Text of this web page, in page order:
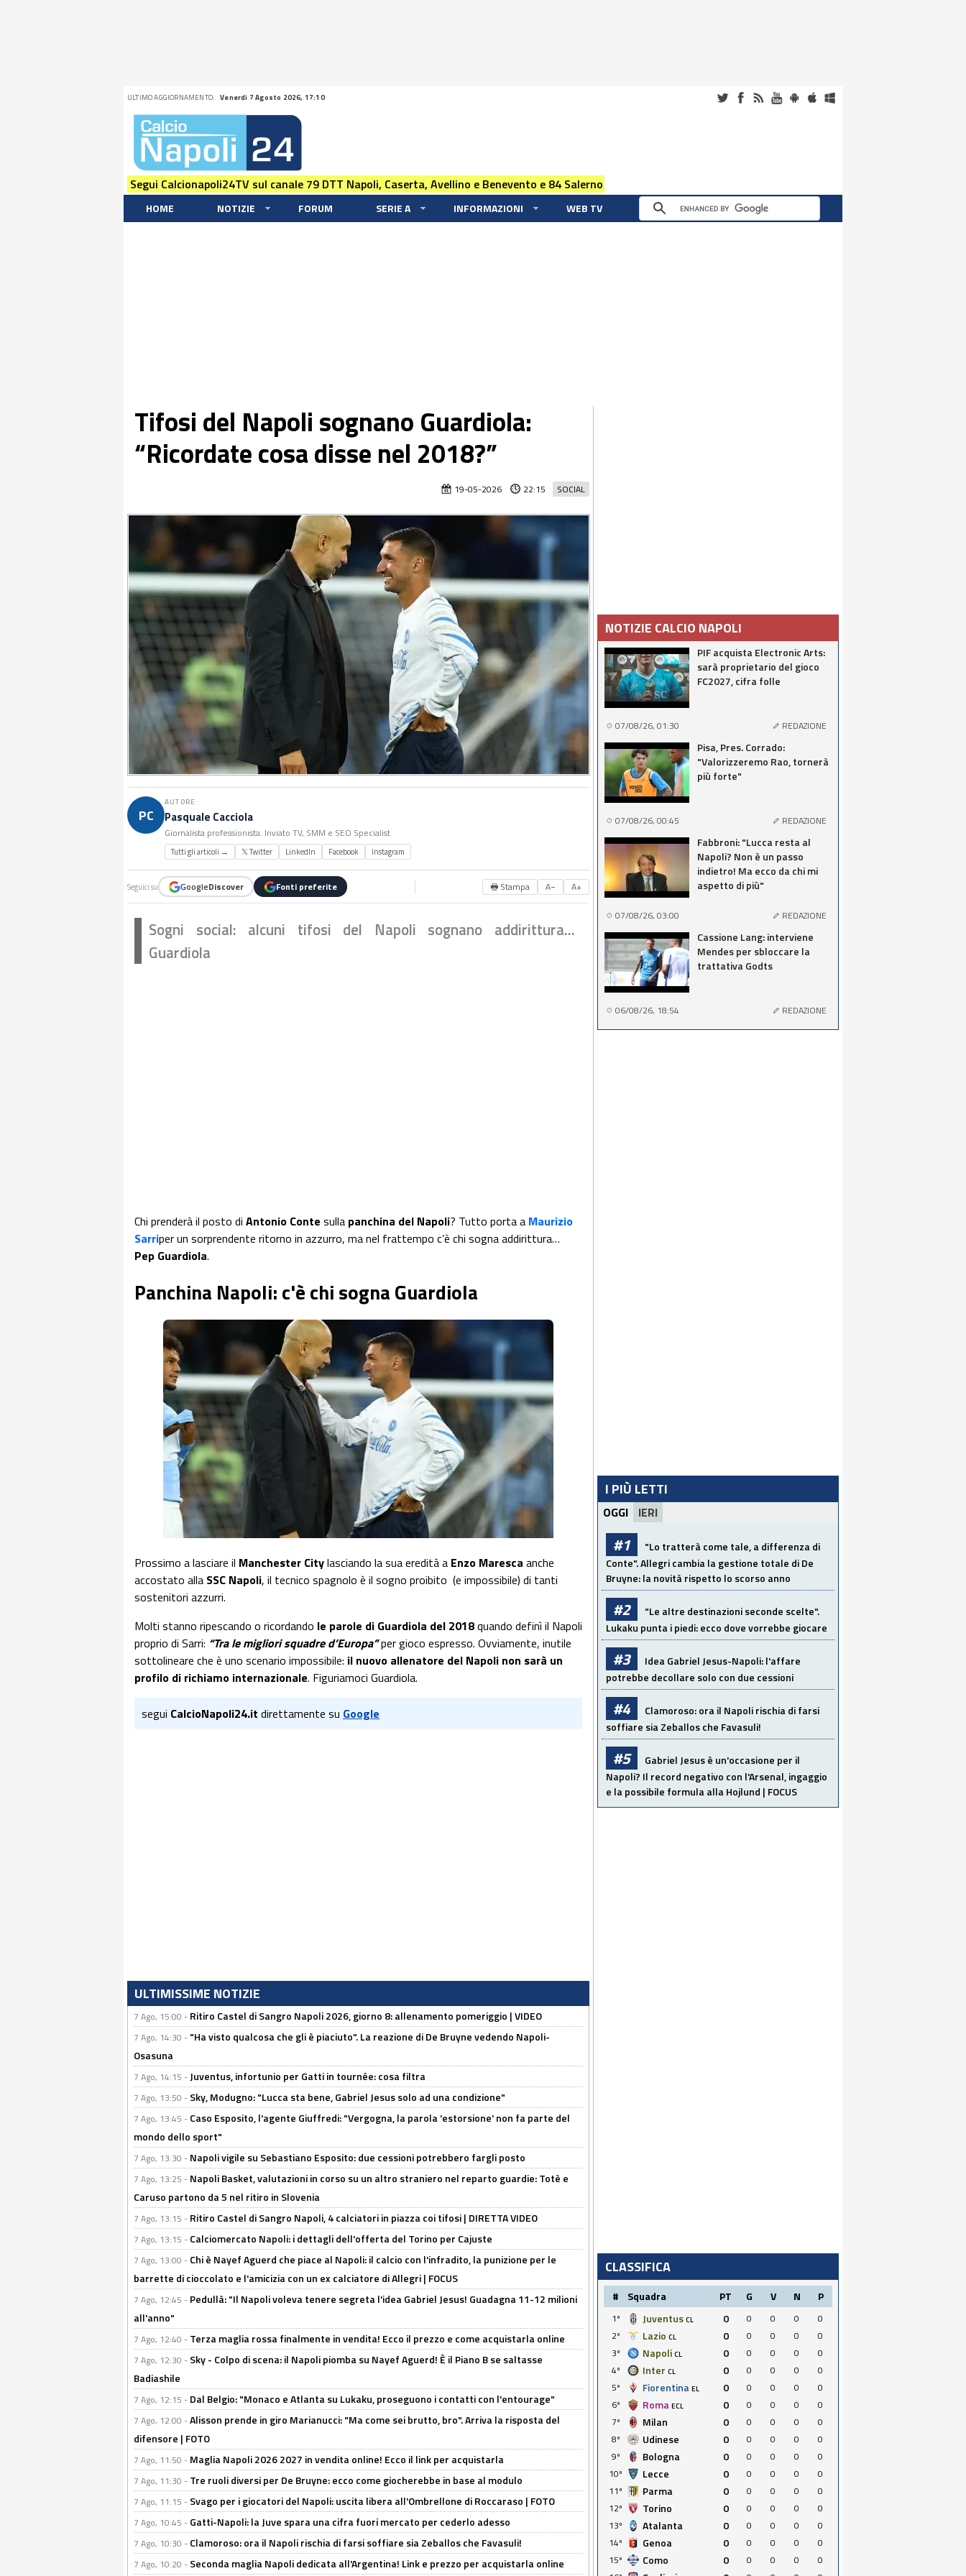
ULTIMO AGGIORNAMENTO: Venerdi 7 Agosto 2026, 17:10
Segui Calcionapoli24TV sul canale 79 DTT Napoli, Caserta, Avellino e Benevento e 84 Salerno
HOME NOTIZIE FORUM SERIE A INFORMAZIONI WEB TV
Tifosi del Napoli sognano Guardiola:
“Ricordate cosa disse nel 2018?”
SOCIAL
19-05-2026 22:15
PC
AUTORE
Pasquale Cacciola
Giornalista professionista. Inviato TV, SMM e SEO Specialist
Tutti gli articoli → 𝕏 Twitter LinkedIn Facebook Instagram
Seguici su GoogleDiscover Fonti preferite 🖶 Stampa A− A+
Sogni social: alcuni tifosi del Napoli sognano addirittura...
Guardiola
Chi prenderà il posto di Antonio Conte sulla panchina del Napoli? Tutto porta a Maurizio
Sarriper un sorprendente ritorno in azzurro, ma nel frattempo c’è chi sogna addirittura…
Pep Guardiola.
Panchina Napoli: c'è chi sogna Guardiola
Prossimo a lasciare il Manchester Citylasciando la sua eredità a Enzo Maresca anche
accostato alla SSC Napoli, il tecnico spagnolo è il sogno proibito (e impossibile) di tanti
sostenitori azzurri.
Molti stanno ripescando o ricordando le parole di Guardiola del 2018quando definì il Napoli
proprio di Sarri: “Tra le migliori squadre d’Europa”per gioco espresso. Ovviamente, inutile
sottolineare che è uno scenario impossibile: il nuovo allenatore del Napoli non sarà un
profilo di richiamo internazionale. Figuriamoci Guardiola.
segui CalcioNapoli24.it direttamente su Google
ULTIMISSIME NOTIZIE
7 Ago, 15:00 - Ritiro Castel di Sangro Napoli 2026, giorno 8: allenamento pomeriggio | VIDEO
7 Ago, 14:30 - "Ha visto qualcosa che gli è piaciuto". La reazione di De Bruyne vedendo Napoli-
Osasuna
7 Ago, 14:15 - Juventus, infortunio per Gatti in tournée: cosa filtra
7 Ago, 13:50 - Sky, Modugno: "Lucca sta bene, Gabriel Jesus solo ad una condizione"
7 Ago, 13:45 - Caso Esposito, l'agente Giuffredi: "Vergogna, la parola 'estorsione' non fa parte del
mondo dello sport"
7 Ago, 13:30 - Napoli vigile su Sebastiano Esposito: due cessioni potrebbero fargli posto
7 Ago, 13:25 - Napoli Basket, valutazioni in corso su un altro straniero nel reparto guardie: Totè e
Caruso partono da 5 nel ritiro in Slovenia
7 Ago, 13:15 - Ritiro Castel di Sangro Napoli, 4 calciatori in piazza coi tifosi | DIRETTA VIDEO
7 Ago, 13:15 - Calciomercato Napoli: i dettagli dell'offerta del Torino per Cajuste
7 Ago, 13:00 - Chi è Nayef Aguerd che piace al Napoli: il calcio con l'infradito, la punizione per le
barrette di cioccolato e l'amicizia con un ex calciatore di Allegri | FOCUS
7 Ago, 12:45 - Pedullà: "Il Napoli voleva tenere segreta l'idea Gabriel Jesus! Guadagna 11-12 milioni
all'anno"
7 Ago, 12:40 - Terza maglia rossa finalmente in vendita! Ecco il prezzo e come acquistarla online
7 Ago, 12:30 - Sky - Colpo di scena: il Napoli piomba su Nayef Aguerd! È il Piano B se saltasse
Badiashile
7 Ago, 12:15 - Dal Belgio: "Monaco e Atlanta su Lukaku, proseguono i contatti con l'entourage"
7 Ago, 12:00 -Alisson prende in giro Marianucci: "Ma come sei brutto, bro". Arriva la risposta del
difensore | FOTO
7 Ago, 11:50 - Maglia Napoli 2026 2027 in vendita online! Ecco il link per acquistarla
7 Ago, 11:30 - Tre ruoli diversi per De Bruyne: ecco come giocherebbe in base al modulo
7 Ago, 11:15 - Svago per i giocatori del Napoli: uscita libera all'Ombrellone di Roccaraso | FOTO
7 Ago, 10:45 - Gatti-Napoli: la Juve spara una cifra fuori mercato per cederlo adesso
7 Ago, 10:30 - Clamoroso: ora il Napoli rischia di farsi soffiare sia Zeballos che Favasuli!
7 Ago, 10:20 - Seconda maglia Napoli dedicata all'Argentina! Link e prezzo per acquistarla online
NOTIZIE CALCIO NAPOLI
PIF acquista Electronic Arts:
sarà proprietario del gioco
FC2027, cifra folle
07/08/26, 01:30 REDAZIONE
Pisa, Pres. Corrado:
"Valorizzeremo Rao, tornerà
più forte"
07/08/26, 00:45 REDAZIONE
Fabbroni: "Lucca resta al
Napoli? Non è un passo
indietro! Ma ecco da chi mi
aspetto di più"
07/08/26, 03:00 REDAZIONE
Cassione Lang: interviene
Mendes per sbloccare la
trattativa Godts
06/08/26, 18:54 REDAZIONE
I PIÙ LETTI
OGGI IERI
#1
"Lo tratterà come tale, a differenza di
Conte". Allegri cambia la gestione totale di De
Bruyne: la novità rispetto lo scorso anno
#2
"Le altre destinazioni seconde scelte".
Lukaku punta i piedi: ecco dove vorrebbe giocare
#3
Idea Gabriel Jesus-Napoli: l'affare
potrebbe decollare solo con due cessioni
#4
Clamoroso: ora il Napoli rischia di farsi
soffiare sia Zeballos che Favasuli!
#5
Gabriel Jesus è un'occasione per il
Napoli? Il record negativo con l'Arsenal, ingaggio
e la possibile formula alla Hojlund | FOCUS
CLASSIFICA
# Squadra PT G V N P
1º Juventus CL 0 0 0 0
0
2º
Lazio CL 0 0 0 0
0
3º
Napoli CL 0 0 0 0
0
4º
Inter CL 0 0 0 0
0
5º
Fiorentina EL 0 0 0 0
0
6º
Roma ECL 0 0 0 0
0
7º
Milan 0 0 0 0
0
8º
Udinese 0 0 0 0
0
9º
Bologna 0 0 0 0
0
10º
Lecce 0 0 0 0
0
11º
Parma 0 0 0 0
0
12º
Torino 0 0 0 0
0
13º
Atalanta 0 0 0 0
0
14º
Genoa 0 0 0 0
0
15º
Como 0 0 0 0
0